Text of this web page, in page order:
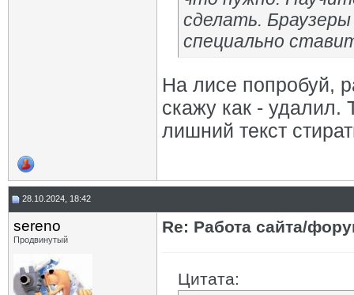
сделать.
специально
На лисе попробуй,
скажу как - удалил.
лишний текст
28.10.2024, 18:42
sereno
Продвинутый
Re: Работа сайта/
Цитата: